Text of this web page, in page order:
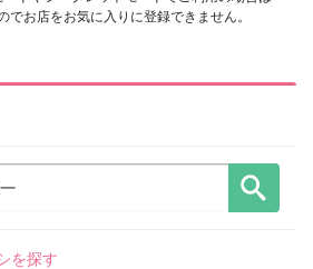
お店をお気に入りに登録できません。
を探す